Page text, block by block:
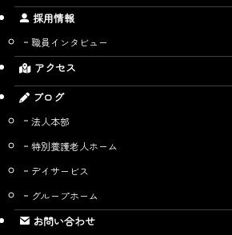
採用情報
職員インタビュー
アクセス
ブログ
法人本部
特別養護老人ホーム
デイサービス
グループホーム
お問い合わせ